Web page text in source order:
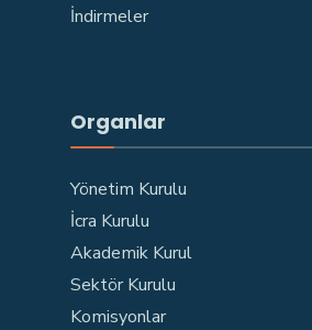
İndirmeler
Organlar
Yönetim Kurulu
İcra Kurulu
Akademik Kurul
Sektör Kurulu
Komisyonlar